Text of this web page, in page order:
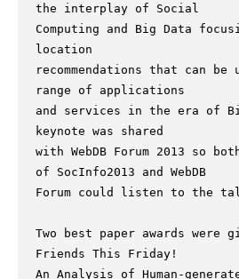
the interplay of Social
Computing and Big Data
location
recommendations that can
range of applications
and services in the era of
keynote was shared
with WebDB Forum 2013 so
of SocInfo2013 and WebDB
Forum could listen to the
Two best paper awards were
Friends This Friday!
An Analysis of Human-